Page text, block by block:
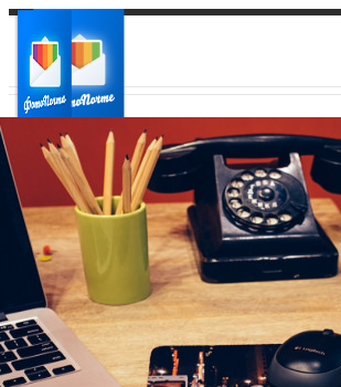
Ваш город:
Ваш регион доставки
Выберите из списка: